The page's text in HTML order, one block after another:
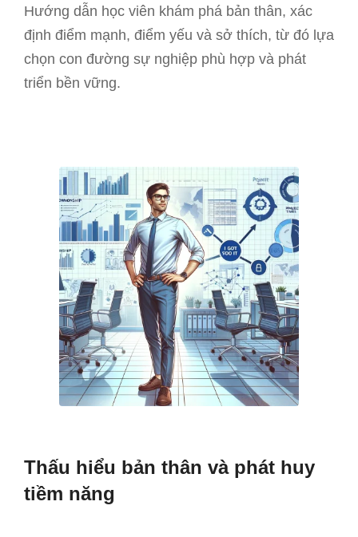
Hướng dẫn học viên khám phá bản thân, xác
định điểm mạnh, điểm yếu và sở thích, từ đó lựa
chọn con đường sự nghiệp phù hợp và phát
triển bền vững.
Thấu hiểu bản thân và phát huy
tiềm năng